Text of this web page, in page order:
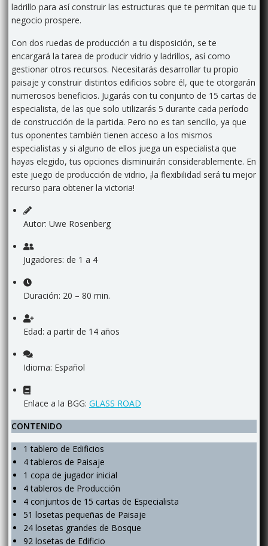
ladrillo para así construir las estructuras que te permitan que tu
negocio prospere.
Con dos ruedas de producción a tu disposición, se te
encargará la tarea de producir vidrio y ladrillos, así como
gestionar otros recursos. Necesitarás desarrollar tu propio
paisaje y construir distintos edificios sobre él, que te otorgarán
numerosos beneficios. Jugarás con tu conjunto de 15 cartas de
especialista, de las que solo utilizarás 5 durante cada período
de construcción de la partida. Pero no es tan sencillo, ya que
tus oponentes también tienen acceso a los mismos
especialistas y si alguno de ellos juega un especialista que
hayas elegido, tus opciones disminuirán considerablemente. En
este juego de producción de vidrio, ¡la flexibilidad será tu mejor
recurso para obtener la victoria!
Autor: Uwe Rosenberg
Jugadores: de 1 a 4
Duración: 20 – 80 min.
Edad: a partir de 14 años
Idioma: Español
Enlace a la BGG: GLASS ROAD
CONTENIDO
1 tablero de Edificios
4 tableros de Paisaje
1 copa de jugador inicial
4 tableros de Producción
4 conjuntos de 15 cartas de Especialista
51 losetas pequeñas de Paisaje
24 losetas grandes de Bosque
92 losetas de Edificio